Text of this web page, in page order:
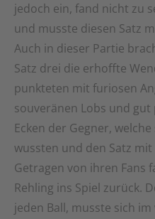
jedoch ein, fand nicht zu
und musste diesen Satz
Auch in dieser Partie
Satz drei die erhoffte
punkteten mit furiosen
souveränen Lobs und
Ecken der Gegner,
wussten und den Satz
Getragen von ihren Fans
Rehling ins Spiel zurück.
jeden Ball, musste sich